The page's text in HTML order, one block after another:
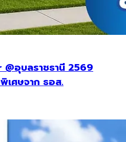
อุบลราชธานี 2569
เศษจาก ธอส.